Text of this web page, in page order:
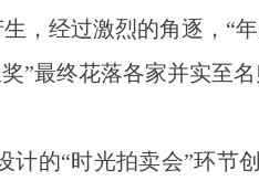
，经过激烈的角逐，“
”最终花落各家并实至
计的“时光拍卖会”环节